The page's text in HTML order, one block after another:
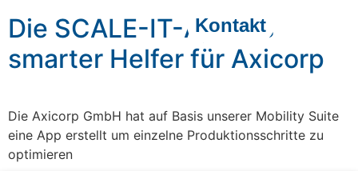
Kontakt
Die SCALE-IT-App als
smarter Helfer für Axicorp
Die Axicorp GmbH hat auf Basis unserer Mobility Suite
eine App erstellt um einzelne Produktionsschritte zu
optimieren